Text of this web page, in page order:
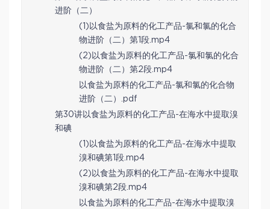
进阶（二）
(1)以食盐为原料的化工产品-氯和氯的化合
物进阶（二）第1段.mp4
(2)以食盐为原料的化工产品-氯和氯的化合
物进阶（二）第2段.mp4
以食盐为原料的化工产品-氯和氯的化合物
进阶（二）.pdf
第30讲以食盐为原料的化工产品-在海水中提取溴
和碘
(1)以食盐为原料的化工产品-在海水中提取
溴和碘第1段.mp4
(2)以食盐为原料的化工产品-在海水中提取
溴和碘第2段.mp4
以食盐为原料的化工产品-在海水中提取溴